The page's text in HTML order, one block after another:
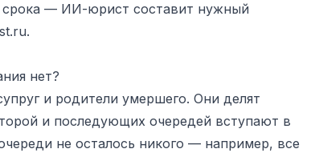
срока — ИИ-юрист составит нужный
.
нет?
и родители умершего. Они делят
и последующих очередей вступают в
не осталось никого — например, все